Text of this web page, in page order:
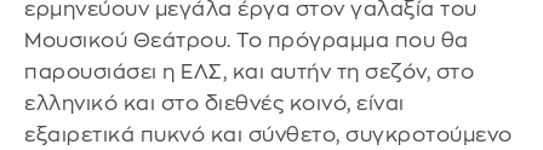
ερμηνεύουν μεγάλα έργα στον γαλαξία του
Μουσικού Θεάτρου. Το πρόγραμμα που θα
παρουσιάσει η ΕΛΣ, και αυτήν τη σεζόν, στο
ελληνικό και στο διεθνές κοινό, είναι
εξαιρετικά πυκνό και σύνθετο, συγκροτούμενο